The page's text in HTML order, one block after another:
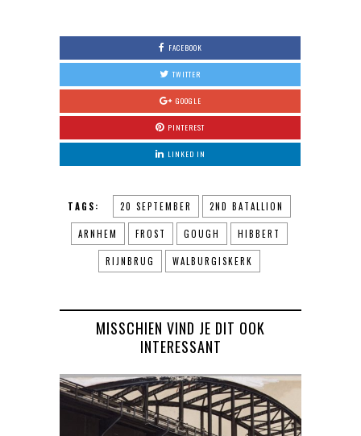
FACEBOOK
TWITTER
GOOGLE
PINTEREST
LINKED IN
TAGS: 20 SEPTEMBER 2ND BATALLION
ARNHEM FROST GOUGH HIBBERT
RIJNBRUG WALBURGISKERK
MISSCHIEN VIND JE DIT OOK
INTERESSANT